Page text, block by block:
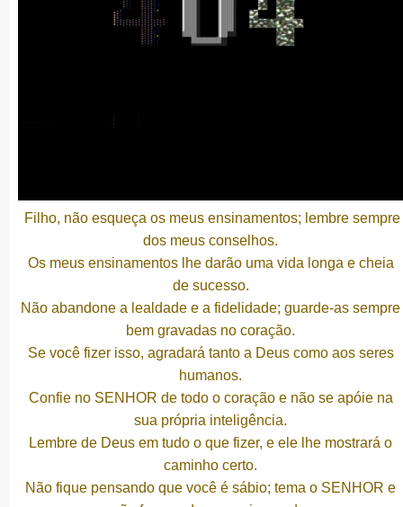
Filho, não esqueça os meus ensinamentos; lembre sempre
dos meus conselhos.
Os meus ensinamentos lhe darão uma vida longa e cheia
de sucesso.
Não abandone a lealdade e a fidelidade; guarde-as sempre
bem gravadas no coração.
Se você fizer isso, agradará tanto a Deus como aos seres
humanos.
Confie no SENHOR de todo o coração e não se apóie na
sua própria inteligência.
Lembre de Deus em tudo o que fizer, e ele lhe mostrará o
caminho certo.
Não fique pensando que você é sábio; tema o SENHOR e